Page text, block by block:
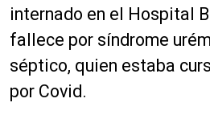
internado en el Hospital
fallece por síndrome
séptico, quien estaba
por Covid.